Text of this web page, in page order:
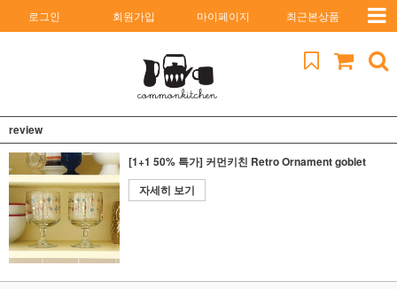
로그인 회원가입 마이페이지 최근본상품
review
[1+1 50% 특가] 커먼키친 Retro Ornament goblet
자세히 보기